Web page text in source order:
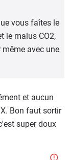
vous faîtes le
le malus CO2,
avec une
et aucun
Bon faut sortir
super doux